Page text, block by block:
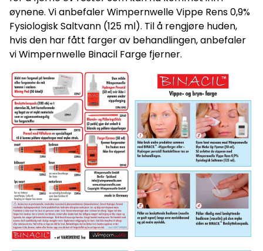
øynene. Vi anbefaler Wimpernwelle Vippe Rens 0,9%
Fysiologisk Saltvann (125 ml). Til å rengjøre huden,
hvis den har fått farger av behandlingen, anbefaler
vi Wimpernwelle Binacil Farge fjerner.